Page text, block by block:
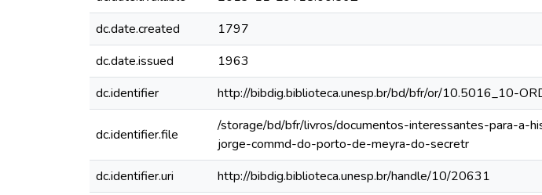
dc.date.created
1797
dc.date.issued
1963
dc.identifier
http://bibdig.biblioteca.unesp.br/bd/bfr/or/10.5016_10-
dc.identifier.file
/storage/bd/bfr/livros/documentos-interessantes-para-
jorge-commd-do-porto-de-meyra-do-secretr
dc.identifier.uri
http://bibdig.biblioteca.unesp.br/handle/10/20631